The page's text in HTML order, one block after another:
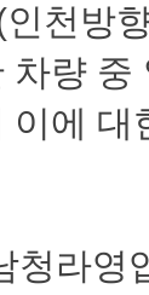
인천방
차량
이에
청라영